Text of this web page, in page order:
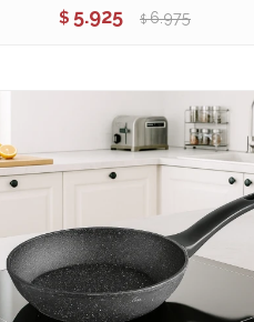
$ 5.925 $ 6.975